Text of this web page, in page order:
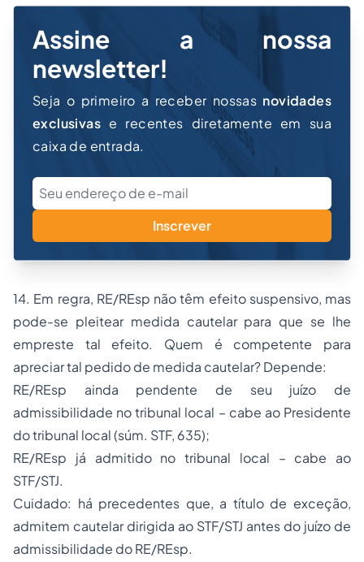
Assine a nossa
newsletter!
Seja o primeiro a receber nossas novidades
exclusivas e recentes diretamente em sua
caixa de entrada.
Inscrever
14. Em regra, RE/REsp não têm efeito suspensivo, mas
pode-se pleitear medida cautelar para que se lhe
empreste tal efeito. Quem é competente para
apreciar tal pedido de medida cautelar? Depende:
RE/REsp ainda pendente de seu juízo de
admissibilidade no tribunal local – cabe ao Presidente
do tribunal local (súm. STF, 635);
RE/REsp já admitido no tribunal local – cabe ao
STF/STJ.
Cuidado: há precedentes que, a título de exceção,
admitem cautelar dirigida ao STF/STJ antes do juízo de
admissibilidade do RE/REsp.